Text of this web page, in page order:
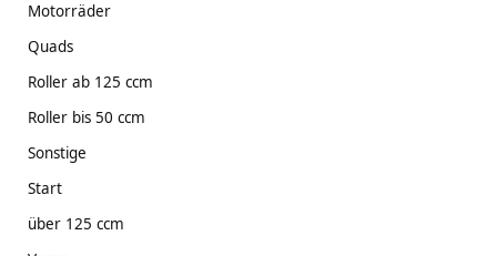
Motorräder
Quads
Roller ab 125 ccm
Roller bis 50 ccm
Sonstige
Start
über 125 ccm